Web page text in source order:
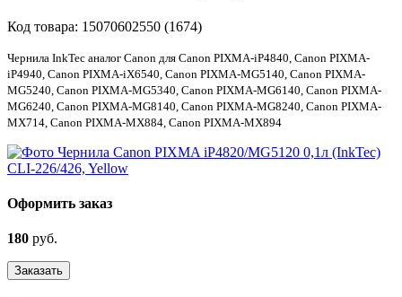
Код товара: 15070602550 (1674)
Чернила InkTec аналог Canon для Canon PIXMA-iP4840, Canon PIXMA-
iP4940, Canon PIXMA-iX6540, Canon PIXMA-MG5140, Canon PIXMA-
MG5240, Canon PIXMA-MG5340, Canon PIXMA-MG6140, Canon PIXMA-
MG6240, Canon PIXMA-MG8140, Canon PIXMA-MG8240, Canon PIXMA-
MX714, Canon PIXMA-MX884, Canon PIXMA-MX894
Оформить заказ
180 руб.
Заказать